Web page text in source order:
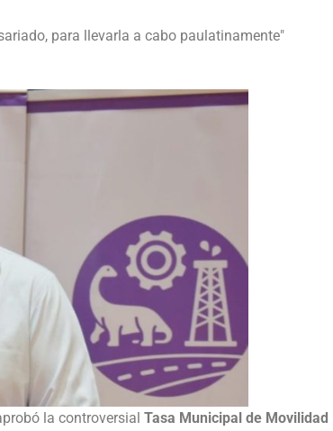
para llevarla a cabo paulatinamente"
la controversial Tasa Municipal de Movilidad